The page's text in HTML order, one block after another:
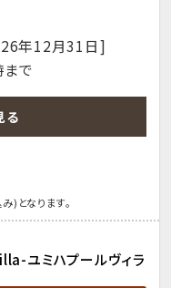
年12月31日]
で
る
)となります。
ユミハプールヴィラ